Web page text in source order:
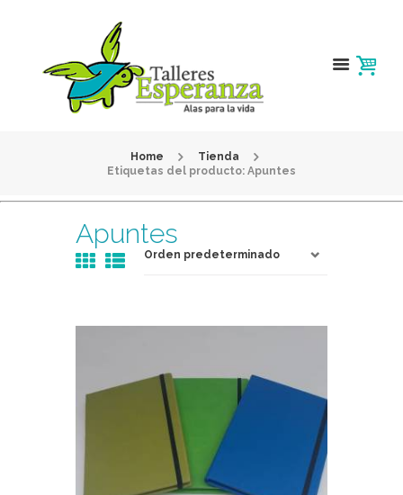
Home
Tienda
Etiquetas del producto: Apuntes
Apuntes